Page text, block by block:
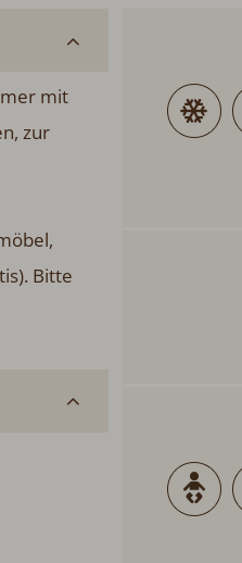
mit
zur
Bitte